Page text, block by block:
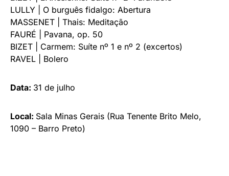
LULLY | O burguês fidalgo: Abertura
MASSENET | Thais: Meditação
FAURÉ | Pavana, op. 50
BIZET | Carmem: Suíte nº 1 e nº 2 (excertos)
RAVEL | Bolero
Data: 31 de julho
Local: Sala Minas Gerais (Rua Tenente Brito Melo,
1090 – Barro Preto)